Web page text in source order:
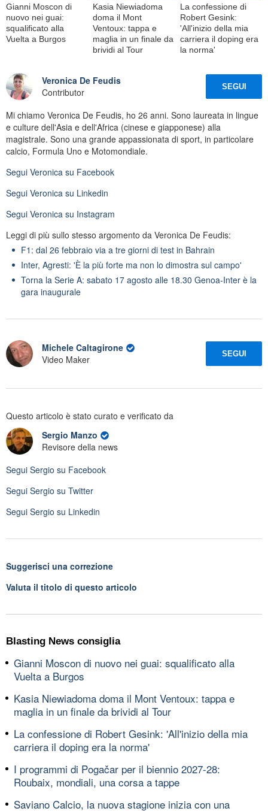
Gianni Moscon di
nuovo nei guai:
squalificato alla
Vuelta a Burgos
Kasia Niewiadoma
doma il Mont
Ventoux: tappa e
maglia in un finale da
brividi al Tour
La confessione di
Robert Gesink:
'All'inizio della mia
carriera il doping era
la norma'
Veronica De Feudis
Contributor
SEGUI
Mi chiamo Veronica De Feudis, ho 26 anni. Sono laureata in lingue
e culture dell'Asia e dell'Africa (cinese e giapponese) alla
magistrale. Sono una grande appassionata di sport, in particolare
calcio, Formula Uno e Motomondiale.
Segui Veronica su Facebook
Segui Veronica su Linkedin
Segui Veronica su Instagram
Leggi di più sullo stesso argomento da Veronica De Feudis:
F1: dal 26 febbraio via a tre giorni di test in Bahrain
Inter, Agresti: 'È la più forte ma non lo dimostra sul campo'
Torna la Serie A: sabato 17 agosto alle 18.30 Genoa-Inter è la
gara inaugurale
Michele Caltagirone
Video Maker
SEGUI
Questo articolo è stato curato e verificato da
Sergio Manzo
Revisore della news
Segui Sergio su Facebook
Segui Sergio su Twitter
Segui Sergio su Linkedin
Suggerisci una correzione
Valuta il titolo di questo articolo
Blasting News consiglia
Gianni Moscon di nuovo nei guai: squalificato alla
Vuelta a Burgos
Kasia Niewiadoma doma il Mont Ventoux: tappa e
maglia in un finale da brividi al Tour
La confessione di Robert Gesink: 'All'inizio della mia
carriera il doping era la norma'
I programmi di Pogačar per il biennio 2027-28:
Roubaix, mondiali, una corsa a tappe
Saviano Calcio, la nuova stagione inizia con una